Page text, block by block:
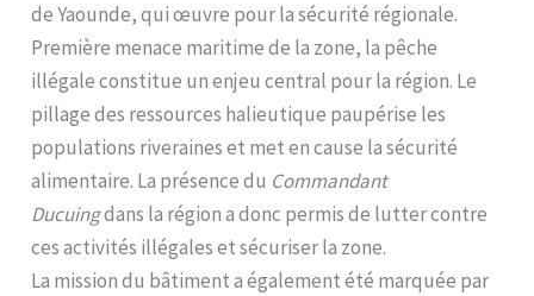
de Yaounde, qui œuvre pour la sécurité régionale.
Première menace maritime de la zone, la pêche
illégale constitue un enjeu central pour la région. Le
pillage des ressources halieutique paupérise les
populations riveraines et met en cause la sécurité
alimentaire. La présence du Commandant
Ducuingdans la région a donc permis de lutter contre
ces activités illégales et sécuriser la zone.
La mission du bâtiment a également été marquée par